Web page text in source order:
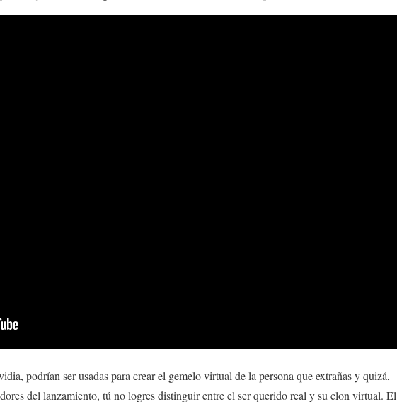
podrían ser usadas para crear el gemelo virtual de la persona que extrañas y quizá,
del lanzamiento, tú no logres distinguir entre el ser querido real y su clon virtual. El